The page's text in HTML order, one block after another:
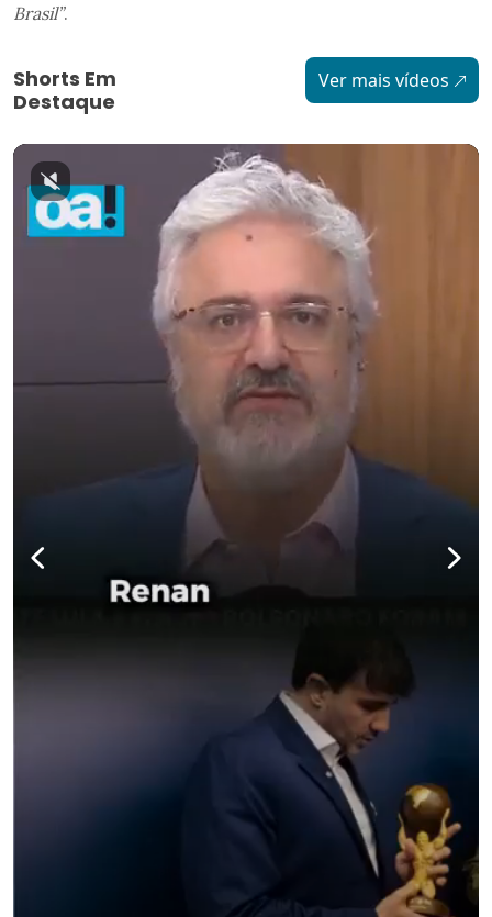
Brasil”.
Shorts Em
Destaque
Ver mais vídeos
Ouça O Antagonista nos